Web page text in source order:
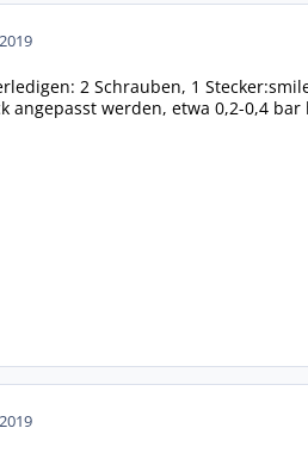
2 Schrauben, 1
angepasst werden, etwa 0,2-0,4 bar